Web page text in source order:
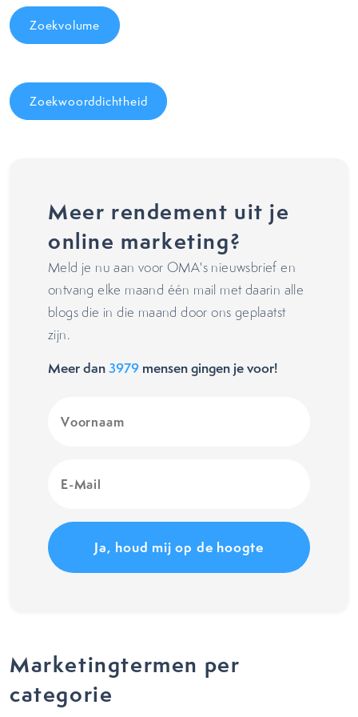
Zoekvolume
Zoekwoorddichtheid
Meer rendement uit je
online marketing?
Meld je nu aan voor OMA's nieuwsbrief en
ontvang elke maand één mail met daarin alle
blogs die in die maand door ons geplaatst
zijn.
Meer dan3979 mensen gingen je voor!
(Vereist)
Mail
Marketingtermen per
categorie